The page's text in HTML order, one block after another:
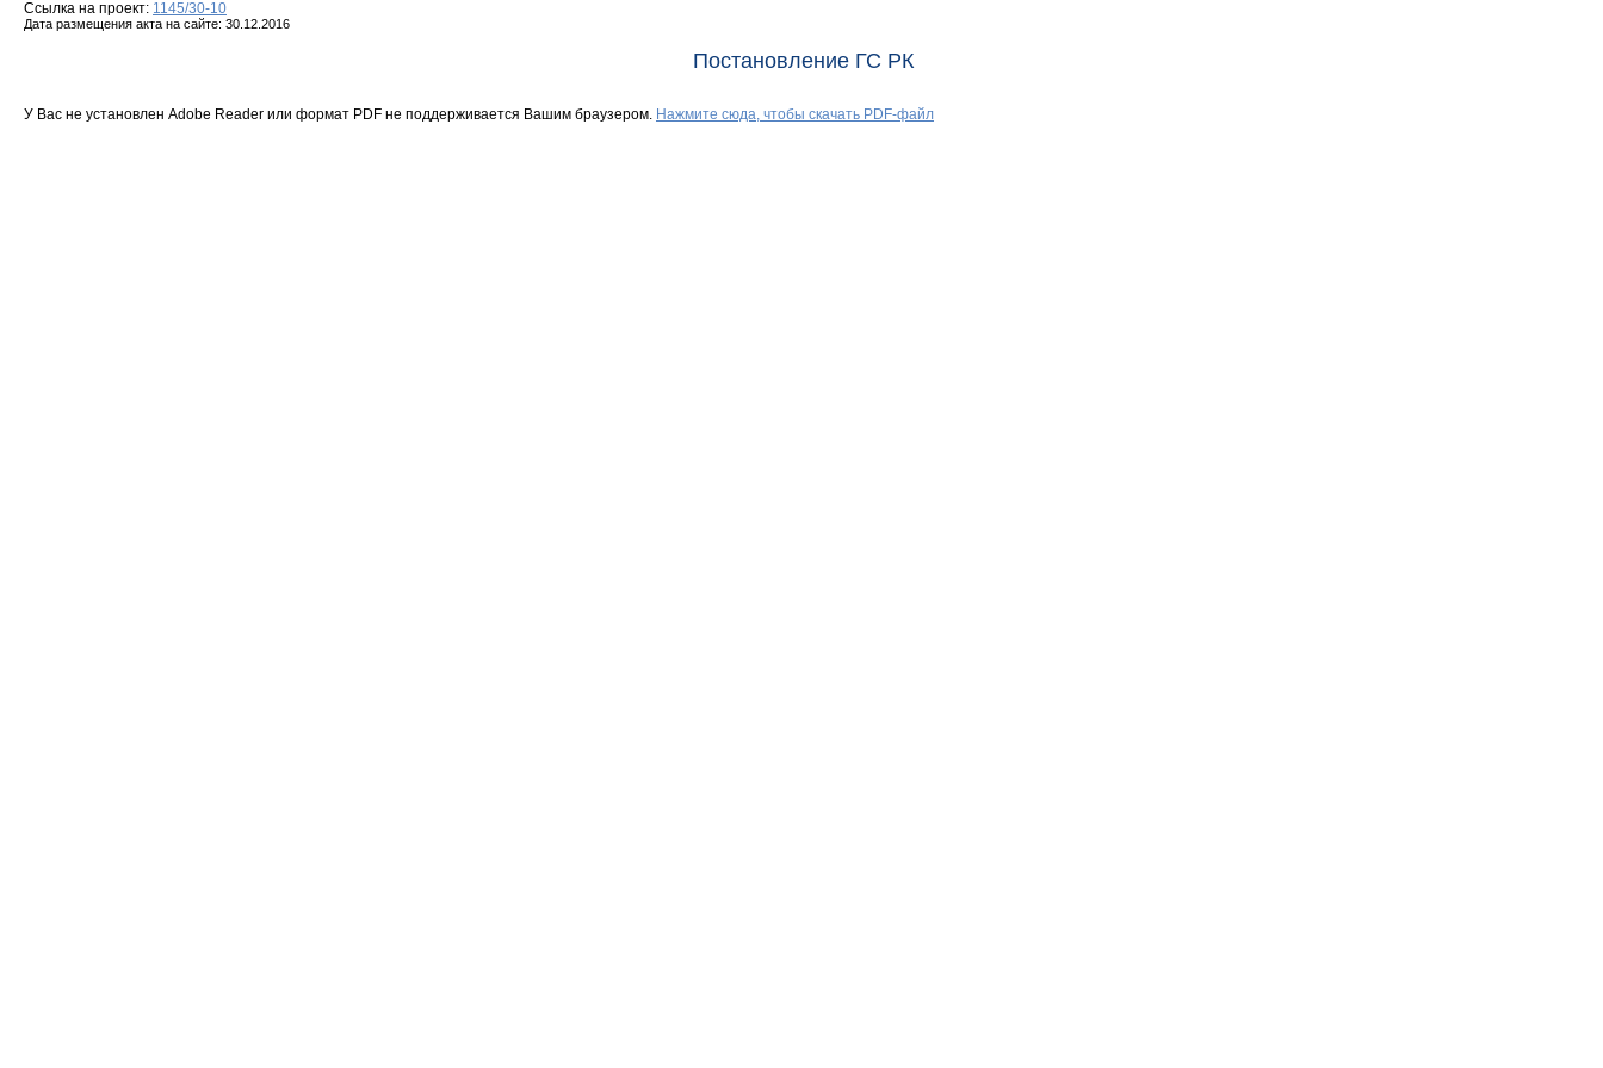
Ссылка на проект: 1145/30-10
Дата размещения акта на сайте: 30.12.2016
Постановление ГС РК
У Вас не установлен Adobe Reader или формат PDF не поддерживается Вашим браузером. Нажмите сюда, чтобы скачать PDF-файл